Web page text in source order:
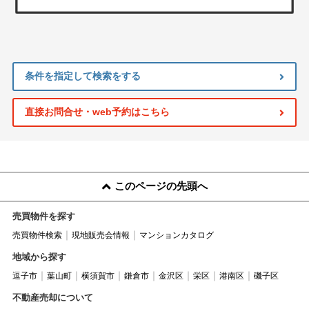
条件を指定して検索をする
直接お問合せ・web予約はこちら
このページの先頭へ
売買物件を探す
売買物件検索 現地販売会情報 マンションカタログ
地域から探す
逗子市 葉山町 横須賀市 鎌倉市 金沢区 栄区 港南区 磯子区
不動産売却について